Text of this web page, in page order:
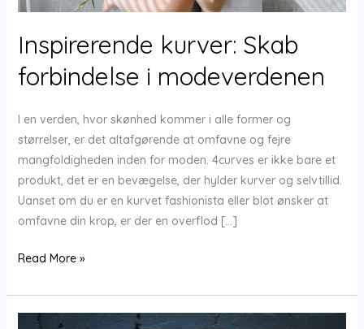
Inspirerende kurver: Skab
forbindelse i modeverdenen
I en verden, hvor skønhed kommer i alle former og
størrelser, er det altafgørende at omfavne og fejre
mangfoldigheden inden for moden. 4curves er ikke bare et
produkt, det er en bevægelse, der hylder kurver og selvtillid.
Uanset om du er en kurvet fashionista eller blot ønsker at
omfavne din krop, er der en overflod […]
Inspirerende
Skab
forbindelse
Read More »